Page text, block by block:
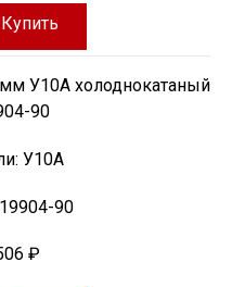
Купить
У10А холоднокатаный
90
У10А
90
₽